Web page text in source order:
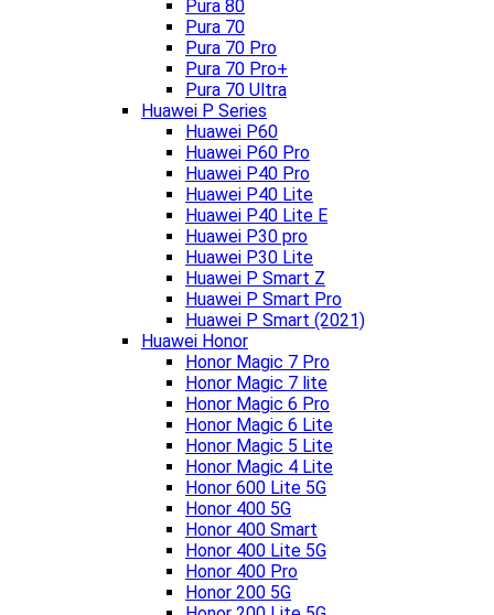
Pura 80
Pura 70
Pura 70 Pro
Pura 70 Pro+
Pura 70 Ultra
Huawei P Series
Huawei P60
Huawei P60 Pro
Huawei P40 Pro
Huawei P40 Lite
Huawei P40 Lite E
Huawei P30 pro
Huawei P30 Lite
Huawei P Smart Z
Huawei P Smart Pro
Huawei P Smart (2021)
Huawei Honor
Honor Magic 7 Pro
Honor Magic 7 lite
Honor Magic 6 Pro
Honor Magic 6 Lite
Honor Magic 5 Lite
Honor Magic 4 Lite
Honor 600 Lite 5G
Honor 400 5G
Honor 400 Smart
Honor 400 Lite 5G
Honor 400 Pro
Honor 200 5G